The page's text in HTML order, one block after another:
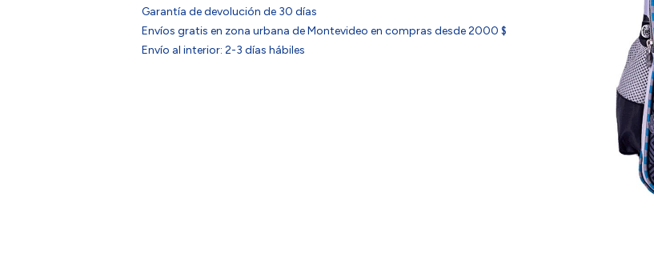
Garantía de devolución de 30 días
Envíos gratis en zona urbana de Montevideo en compras desde 2000 $
Envío al interior: 2-3 días hábiles